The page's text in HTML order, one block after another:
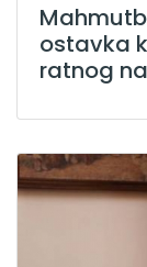
ostavka
ratnog